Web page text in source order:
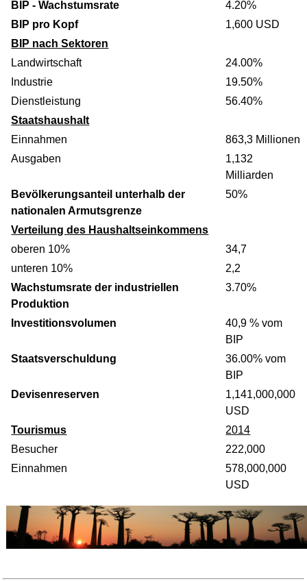
BIP - Wachstumsrate
4.20%
BIP pro Kopf
1,600 USD
BIP nach Sektoren
Landwirtschaft
24.00%
Industrie
19.50%
Dienstleistung
56.40%
Staatshaushalt
Einnahmen
863,3 Millionen
Ausgaben
1,132
Milliarden
Bevölkerungsanteil unterhalb der
nationalen Armutsgrenze
50%
Verteilung des Haushaltseinkommens
oberen 10%
34,7
unteren 10%
2,2
Wachstumsrate der industriellen
Produktion
3.70%
Investitionsvolumen
40,9 % vom
BIP
Staatsverschuldung
36.00% vom
BIP
Devisenreserven
1,141,000,000
USD
Tourismus
2014
Besucher
222,000
Einnahmen
578,000,000
USD